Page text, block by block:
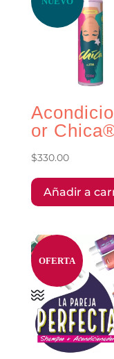
or
$330.00
Añadir a
OFERTA